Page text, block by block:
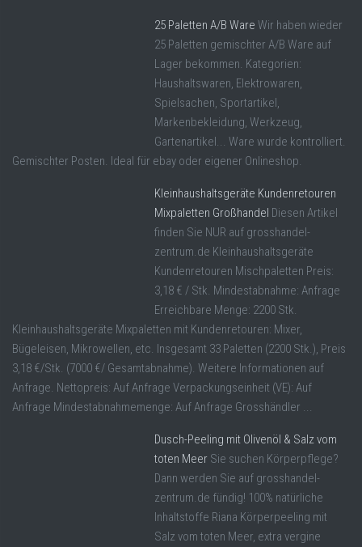
25 Paletten A/B Ware Wir haben wieder
25 Paletten gemischter A/B Ware auf
Lager bekommen. Kategorien:
Haushaltswaren, Elektrowaren,
Spielsachen, Sportartikel,
Markenbekleidung, Werkzeug,
Gartenartikel... Ware wurde kontrolliert.
Gemischter Posten. Ideal für ebay oder eigener Onlineshop.
Kleinhaushaltsgeräte Kundenretouren
Mixpaletten Großhandel Diesen Artikel
finden Sie NUR auf grosshandel-
zentrum.de Kleinhaushaltsgeräte
Kundenretouren Mischpaletten Preis:
3,18 € / Stk. Mindestabnahme: Anfrage
Erreichbare Menge: 2200 Stk.
Kleinhaushaltsgeräte Mixpaletten mit Kundenretouren: Mixer,
Bügeleisen, Mikrowellen, etc. Insgesamt 33 Paletten (2200 Stk.), Preis
3,18 €/Stk. (7000 €/ Gesamtabnahme). Weitere Informationen auf
Anfrage. Nettopreis: Auf Anfrage Verpackungseinheit (VE): Auf
Anfrage Mindestabnahmemenge: Auf Anfrage Grosshändler ...
Dusch-Peeling mit Olivenöl & Salz vom
toten Meer Sie suchen Körperpflege?
Dann werden Sie auf grosshandel-
zentrum.de fündig! 100% natürliche
Inhaltstoffe Riana Körperpeeling mit
Salz vom toten Meer, extra vergine